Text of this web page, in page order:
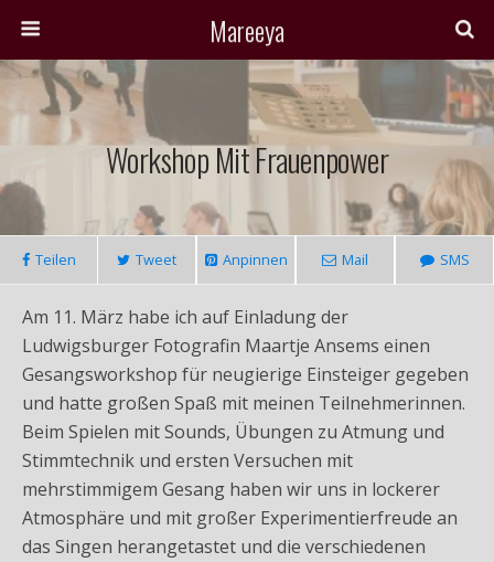
Mareeya
Workshop Mit Frauenpower
Teilen Tweet Anpinnen Mail SMS
Am 11. März habe ich auf Einladung der
Ludwigsburger Fotografin Maartje Ansems einen
Gesangsworkshop für neugierige Einsteiger gegeben
und hatte großen Spaß mit meinen Teilnehmerinnen.
Beim Spielen mit Sounds, Übungen zu Atmung und
Stimmtechnik und ersten Versuchen mit
mehrstimmigem Gesang haben wir uns in lockerer
Atmosphäre und mit großer Experimentierfreude an
das Singen herangetastet und die verschiedenen